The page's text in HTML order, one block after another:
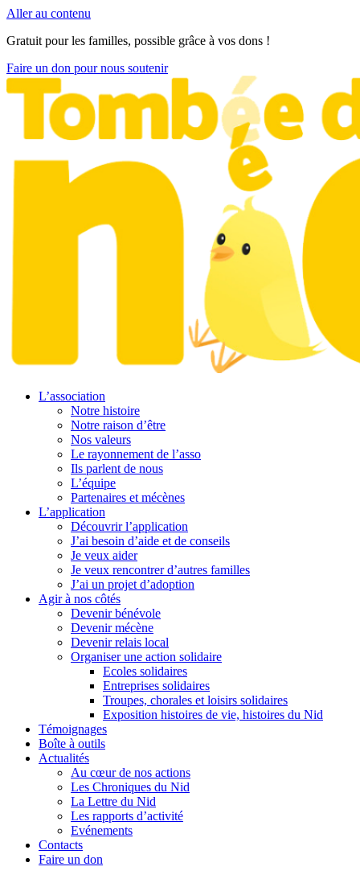
Aller au contenu
Gratuit pour les familles, possible grâce à vos dons !
Faire un don pour nous soutenir
L’association
Notre histoire
Notre raison d’être
Nos valeurs
Le rayonnement de l’asso
Ils parlent de nous
L’équipe
Partenaires et mécènes
L’application
Découvrir l’application
J’ai besoin d’aide et de conseils
Je veux aider
Je veux rencontrer d’autres familles
J’ai un projet d’adoption
Agir à nos côtés
Devenir bénévole
Devenir mécène
Devenir relais local
Organiser une action solidaire
Ecoles solidaires
Entreprises solidaires
Troupes, chorales et loisirs solidaires
Exposition histoires de vie, histoires du Nid
Témoignages
Boîte à outils
Actualités
Au cœur de nos actions
Les Chroniques du Nid
La Lettre du Nid
Les rapports d’activité
Evénements
Contacts
Faire un don